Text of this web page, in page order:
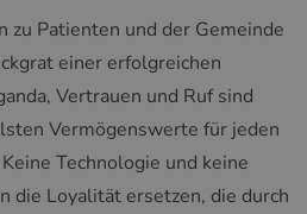
zu Patienten und der Gemeinde
einer erfolgreichen
Vertrauen und Ruf sind
Vermögenswerte für jeden
Technologie und keine
die Loyalität ersetzen, die durch